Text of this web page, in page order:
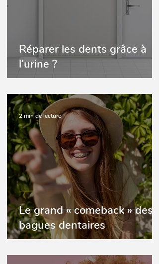
Réparer les dents grâce à
l’urine ?
Le grand « comeback » des
bagues dentaires
2 min de lecture